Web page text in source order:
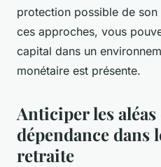
protection possible de
ces approches, vous
capital dans un
monétaire est présente.
Anticiper les aléas
dépendance dans
retraite